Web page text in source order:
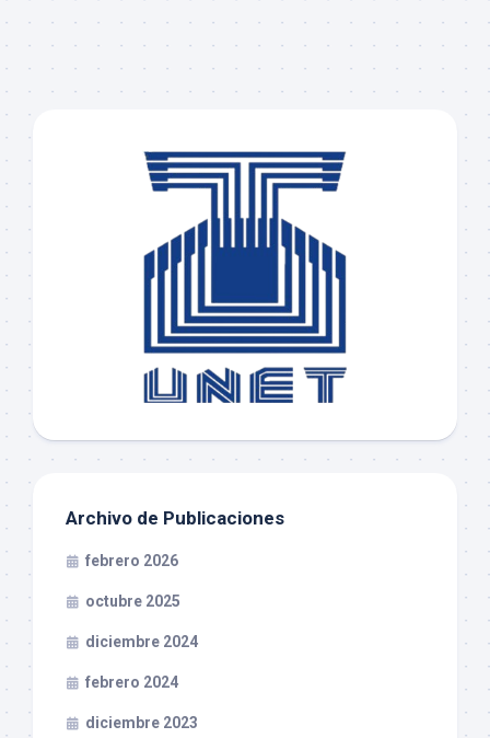
Archivo de Publicaciones
febrero 2026
octubre 2025
diciembre 2024
febrero 2024
diciembre 2023